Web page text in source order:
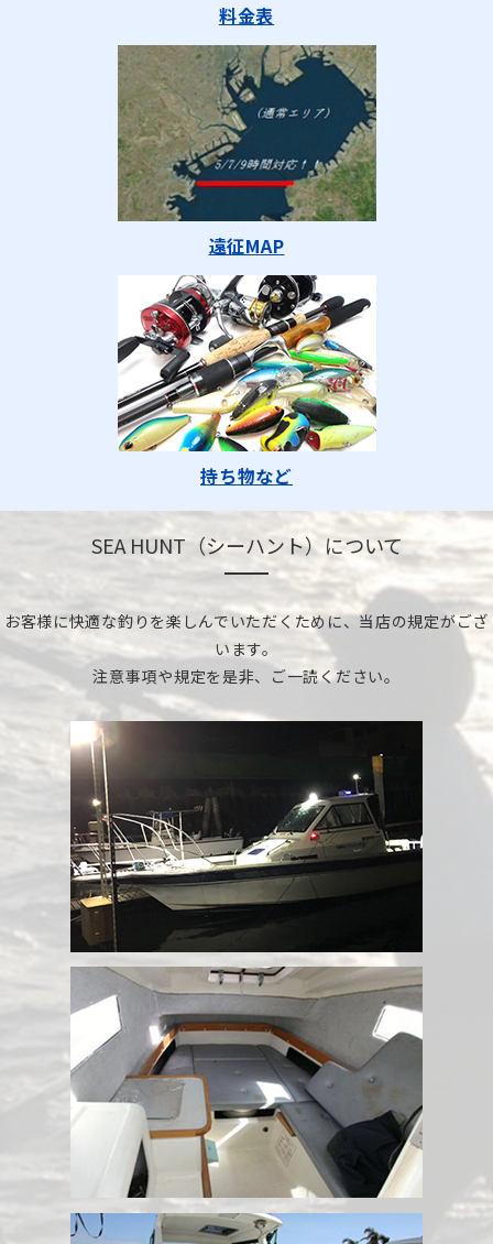
料金表
遠征MAP
持ち物など
SEA HUNT（シーハント）について
お客様に快適な釣りを楽しんでいただくために、当店の規定がござ
います。
注意事項や規定を是非、ご一読ください。